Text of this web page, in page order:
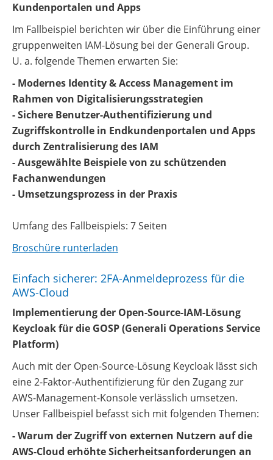
Kundenportalen und Apps
Im Fallbeispiel berichten wir über die Einführung einer
gruppenweiten IAM-Lösung bei der Generali Group.
U. a. folgende Themen erwarten Sie:
- Modernes Identity & Access Management im
Rahmen von Digitalisierungsstrategien
- Sichere Benutzer-Authentifizierung und
Zugriffskontrolle in Endkundenportalen und Apps
durch Zentralisierung des IAM
- Ausgewählte Beispiele von zu schützenden
Fachanwendungen
- Umsetzungsprozess in der Praxis
Umfang des Fallbeispiels: 7 Seiten
Broschüre runterladen
Einfach sicherer: 2FA-Anmeldeprozess für die
AWS-Cloud
Implementierung der Open-Source-IAM-Lösung
Keycloak für die GOSP (Generali Operations Service
Platform)
Auch mit der Open-Source-Lösung Keycloak lässt sich
eine 2-Faktor-Authentifizierung für den Zugang zur
AWS-Management-Konsole verlässlich umsetzen.
Unser Fallbeispiel befasst sich mit folgenden Themen:
- Warum der Zugriff von externen Nutzern auf die
AWS-Cloud erhöhte Sicherheitsanforderungen an